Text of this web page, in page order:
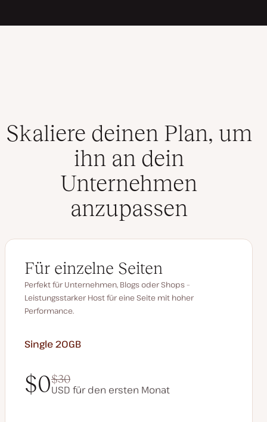
Skaliere deinen Plan, um
ihn an dein
Unternehmen
anzupassen
Für einzelne Seiten
Perfekt für Unternehmen, Blogs oder Shops –
Leistungsstarker Host für eine Seite mit hoher
Performance.
Single 20GB
$0$30
USD für den ersten Monat